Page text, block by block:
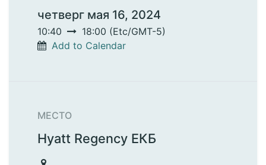
четверг мая 16, 2024
10:40 18:00 (Etc/GMT-5)
Add to Calendar
МЕСТО
Hyatt Regency ЕКБ